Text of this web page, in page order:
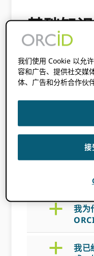
基础知识
a
如何
录？
a
我应
如
记
a
我为
a
我已
我们使用 Cookie 以允
容和广告、提供社交媒
体、广告和分析合作伙
接